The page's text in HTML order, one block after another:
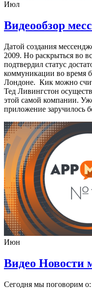
Июл
Видеообзор
Датой создания
2009. Но раскрыться во
подтвердил статус
коммуникации во время
Лондоне. Кик можно
Тед Ливингстон
этой самой компании.
приложение заручилось
Июн
Видео Новости
Сегодня мы поговорим о: